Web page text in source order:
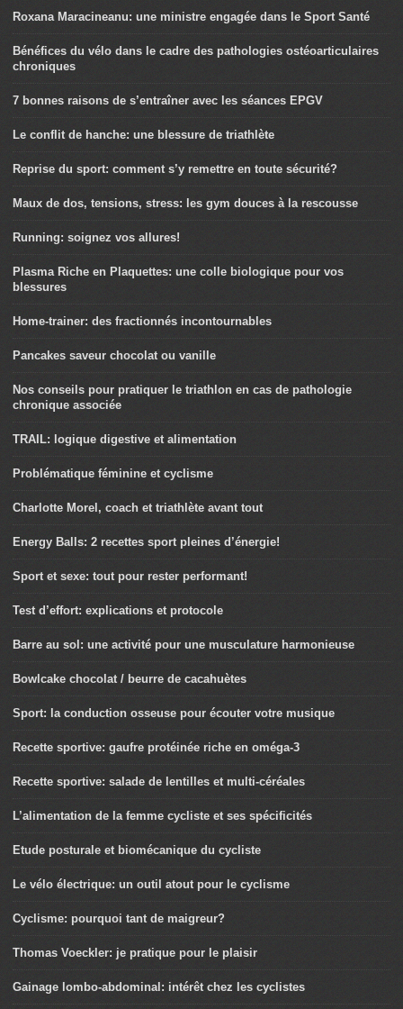
Roxana Maracineanu: une ministre engagée dans le Sport Santé
Bénéfices du vélo dans le cadre des pathologies ostéoarticulaires
chroniques
7 bonnes raisons de s’entraîner avec les séances EPGV
Le conflit de hanche: une blessure de triathlète
Reprise du sport: comment s’y remettre en toute sécurité?
Maux de dos, tensions, stress: les gym douces à la rescousse
Running: soignez vos allures!
Plasma Riche en Plaquettes: une colle biologique pour vos
blessures
Home-trainer: des fractionnés incontournables
Pancakes saveur chocolat ou vanille
Nos conseils pour pratiquer le triathlon en cas de pathologie
chronique associée
TRAIL: logique digestive et alimentation
Problématique féminine et cyclisme
Charlotte Morel, coach et triathlète avant tout
Energy Balls: 2 recettes sport pleines d’énergie!
Sport et sexe: tout pour rester performant!
Test d’effort: explications et protocole
Barre au sol: une activité pour une musculature harmonieuse
Bowlcake chocolat / beurre de cacahuètes
Sport: la conduction osseuse pour écouter votre musique
Recette sportive: gaufre protéinée riche en oméga-3
Recette sportive: salade de lentilles et multi-céréales
L’alimentation de la femme cycliste et ses spécificités
Etude posturale et biomécanique du cycliste
Le vélo électrique: un outil atout pour le cyclisme
Cyclisme: pourquoi tant de maigreur?
Thomas Voeckler: je pratique pour le plaisir
Gainage lombo-abdominal: intérêt chez les cyclistes